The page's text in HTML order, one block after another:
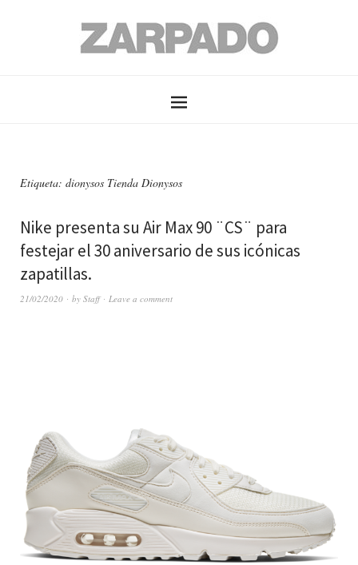
Etiqueta: dionysos Tienda Dionysos
Nike presenta su Air Max 90 ¨CS¨ para
festejar el 30 aniversario de sus icónicas
zapatillas.
21/02/2020 by Staff Leave a comment